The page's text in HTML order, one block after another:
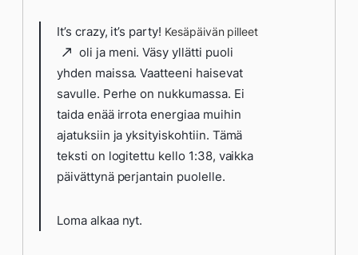
It’s crazy, it’s party! Kesäpäivän pilleet
oli ja meni. Väsy yllätti puoli
yhden maissa. Vaatteeni haisevat
savulle. Perhe on nukkumassa. Ei
taida enää irrota energiaa muihin
ajatuksiin ja yksityiskohtiin. Tämä
teksti on logitettu kello 1:38, vaikka
päivättynä perjantain puolelle.
Loma alkaa nyt.